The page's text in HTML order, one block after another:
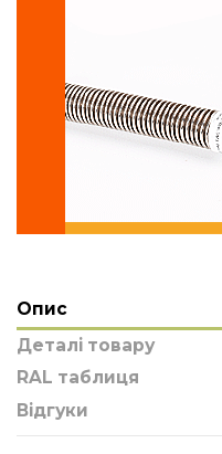
Опис
Деталі товару
RAL таблиця
Відгуки